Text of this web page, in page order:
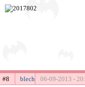
#8 blech 06-09-2013 -